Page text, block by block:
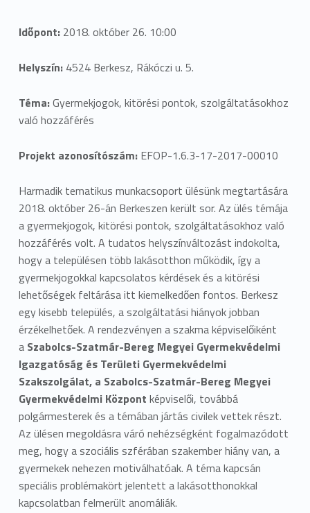
Időpont: 2018. október 26. 10:00
Helyszín: 4524 Berkesz, Rákóczi u. 5.
Téma:Gyermekjogok, kitörési pontok, szolgáltatásokhoz
való hozzáférés
Projekt azonosítószám: EFOP-1.6.3-17-2017-00010
Harmadik tematikus munkacsoport ülésünk megtartására
2018. október 26-án Berkeszen került sor. Az ülés témája
a gyermekjogok, kitörési pontok, szolgáltatásokhoz való
hozzáférés volt. A tudatos helyszínváltozást indokolta,
hogy a településen több lakásotthon működik, így a
gyermekjogokkal kapcsolatos kérdések és a kitörési
lehetőségek feltárása itt kiemelkedően fontos. Berkesz
egy kisebb település, a szolgáltatási hiányok jobban
érzékelhetőek. A rendezvényen a szakma képviselőiként
a Szabolcs-Szatmár-Bereg Megyei Gyermekvédelmi
Igazgatóság és Területi Gyermekvédelmi
Szakszolgálat, a Szabolcs-Szatmár-Bereg Megyei
Gyermekvédelmi Központ képviselői, továbbá
polgármesterek és a témában jártás civilek vettek részt.
Az ülésen megoldásra váró nehézségként fogalmazódott
meg, hogy a szociális szférában szakember hiány van, a
gyermekek nehezen motiválhatóak. A téma kapcsán
speciális problémakört jelentett a lakásotthonokkal
kapcsolatban felmerült anomáliák.